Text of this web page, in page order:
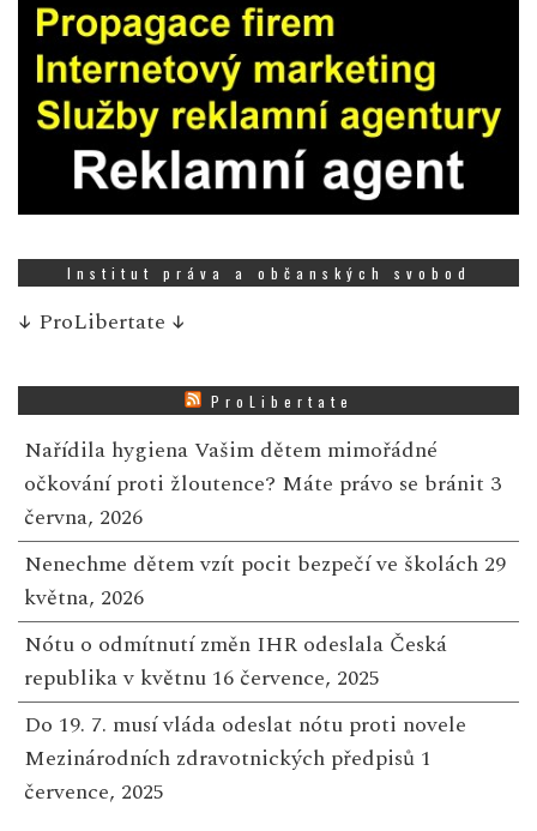
Institut práva a občanských svobod
↓ ProLibertate ↓
ProLibertate
Nařídila hygiena Vašim dětem mimořádné
očkování proti žloutence? Máte právo se bránit 3
června, 2026
Nenechme dětem vzít pocit bezpečí ve školách 29
května, 2026
Nótu o odmítnutí změn IHR odeslala Česká
republika v květnu 16 července, 2025
Do 19. 7. musí vláda odeslat nótu proti novele
Mezinárodních zdravotnických předpisů 1
července, 2025